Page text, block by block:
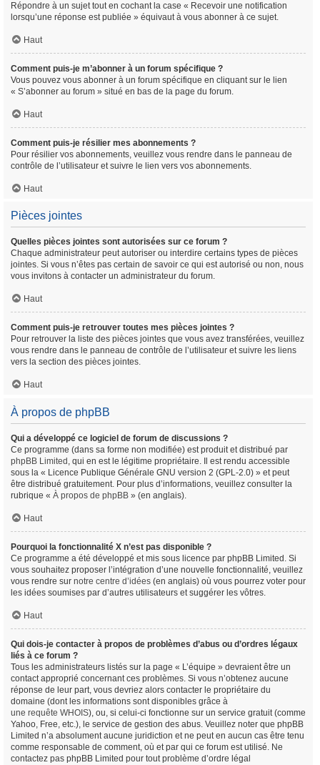
Répondre à un sujet tout en cochant la case « Recevoir une notification
lorsqu’une réponse est publiée » équivaut à vous abonner à ce sujet.
Haut
Comment puis-je m’abonner à un forum spécifique ?
Vous pouvez vous abonner à un forum spécifique en cliquant sur le lien
« S’abonner au forum » situé en bas de la page du forum.
Haut
Comment puis-je résilier mes abonnements ?
Pour résilier vos abonnements, veuillez vous rendre dans le panneau de
contrôle de l’utilisateur et suivre le lien vers vos abonnements.
Haut
Pièces jointes
Quelles pièces jointes sont autorisées sur ce forum ?
Chaque administrateur peut autoriser ou interdire certains types de pièces
jointes. Si vous n’êtes pas certain de savoir ce qui est autorisé ou non, nous
vous invitons à contacter un administrateur du forum.
Haut
Comment puis-je retrouver toutes mes pièces jointes ?
Pour retrouver la liste des pièces jointes que vous avez transférées, veuillez
vous rendre dans le panneau de contrôle de l’utilisateur et suivre les liens
vers la section des pièces jointes.
Haut
À propos de phpBB
Qui a développé ce logiciel de forum de discussions ?
Ce programme (dans sa forme non modifiée) est produit et distribué par
phpBB Limited , qui en est le légitime propriétaire. Il est rendu accessible
sous la « Licence Publique Générale GNU version 2 (GPL-2.0) » et peut
être distribué gratuitement. Pour plus d’informations, veuillez consulter la
rubrique « À propos de phpBB » (en anglais).
Haut
Pourquoi la fonctionnalité X n’est pas disponible ?
Ce programme a été développé et mis sous licence par phpBB Limited. Si
vous souhaitez proposer l’intégration d’une nouvelle fonctionnalité, veuillez
vous rendre sur notre centre d’idées (en anglais) où vous pourrez voter pour
les idées soumises par d’autres utilisateurs et suggérer les vôtres.
Haut
Qui dois-je contacter à propos de problèmes d’abus ou d’ordres légaux
liés à ce forum ?
Tous les administrateurs listés sur la page « L’équipe » devraient être un
contact approprié concernant ces problèmes. Si vous n’obtenez aucune
réponse de leur part, vous devriez alors contacter le propriétaire du
domaine (dont les informations sont disponibles grâce à
une requête WHOIS), ou, si celui-ci fonctionne sur un service gratuit (comme
Yahoo, Free, etc.), le service de gestion des abus. Veuillez noter que phpBB
Limited n’a absolument aucune juridiction et ne peut en aucun cas être tenu
comme responsable de comment, où et par qui ce forum est utilisé. Ne
contactez pas phpBB Limited pour tout problème d’ordre légal